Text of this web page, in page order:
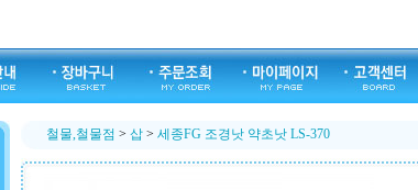
철물,철물점 > 삽 > 세종FG 조경낫 약초낫 LS-370